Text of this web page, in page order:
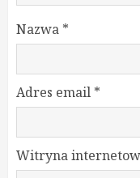
Nazwa *
Adres email *
Witryna